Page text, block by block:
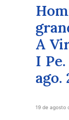
A
I
ago.
19 de agosto